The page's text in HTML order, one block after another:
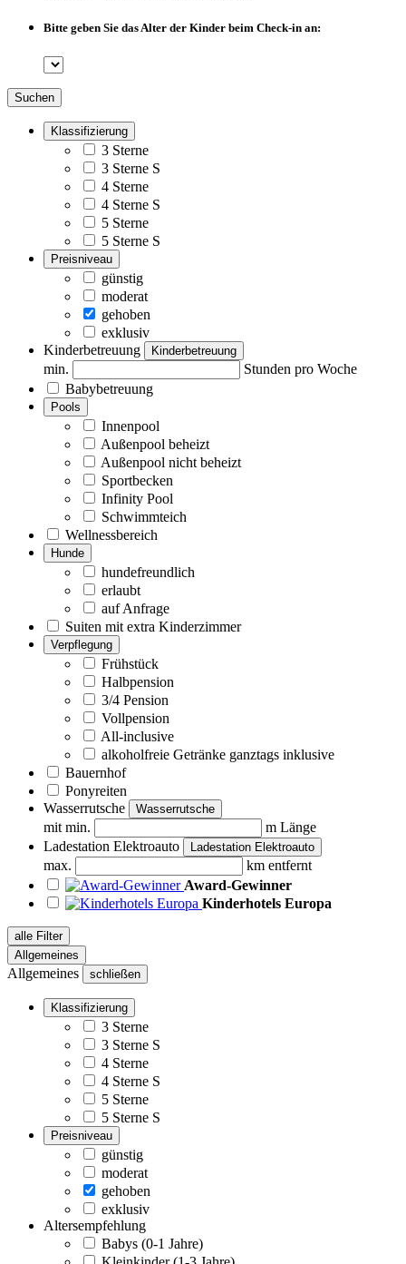
Bitte geben Sie das Alter der Kinder beim Check-in an:
Suchen
Klassifizierung
3 Sterne
3 Sterne S
4 Sterne
4 Sterne S
5 Sterne
5 Sterne S
Preisniveau
günstig
moderat
gehoben
exklusiv
Kinderbetreuung
Kinderbetreuung
min.
Stunden pro Woche
Babybetreuung
Pools
Innenpool
Außenpool beheizt
Außenpool nicht beheizt
Sportbecken
Infinity Pool
Schwimmteich
Wellnessbereich
Hunde
hundefreundlich
erlaubt
auf Anfrage
Suiten mit extra Kinderzimmer
Verpflegung
Frühstück
Halbpension
3/4 Pension
Vollpension
All-inclusive
alkoholfreie Getränke ganztags inklusive
Bauernhof
Ponyreiten
Wasserrutsche
Wasserrutsche
mit min.
m Länge
Ladestation Elektroauto
Ladestation Elektroauto
max.
km entfernt
Award-Gewinner
Kinderhotels Europa
alle Filter
Allgemeines
Allgemeines schließen
Klassifizierung
3 Sterne
3 Sterne S
4 Sterne
4 Sterne S
5 Sterne
5 Sterne S
Preisniveau
günstig
moderat
gehoben
exklusiv
Altersempfehlung
Babys (0-1 Jahre)